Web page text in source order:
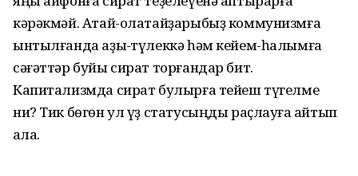
кәрәкмәй. Атай-олатайҙарыбыҙ коммунизмға
ынтылғанда аҙыҡ-түлеккә һәм кейем-һалымға
сәғәттәр буйы сират торғандар бит.
Капитализмда сират булырға тейеш түгелме
ни? Тик бөгөн ул үҙ статусыңды раҫлауға ҡайтып
ҡала.